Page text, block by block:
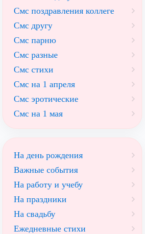
Смс поздравления коллеге
Смс другу
Смс парню
Смс разные
Смс стихи
Смс на 1 апреля
Смс эротические
Смс на 1 мая
На день рождения
Важные события
На работу и учебу
На праздники
На свадьбу
Ежедневные стихи